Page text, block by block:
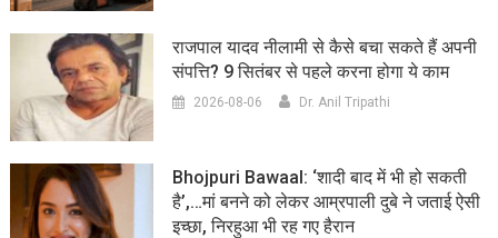
राजपाल यादव नीलामी से कैसे बचा सकते हैं अपनी
संपत्ति? 9 सितंबर से पहले करना होगा ये काम
2026-08-06 Dr. Anil Tripathi
Bhojpuri Bawaal: ‘शादी बाद में भी हो सकती
है’,…मां बनने को लेकर आम्रपाली दुबे ने जताई ऐसी
इच्छा, निरहुआ भी रह गए हैरान